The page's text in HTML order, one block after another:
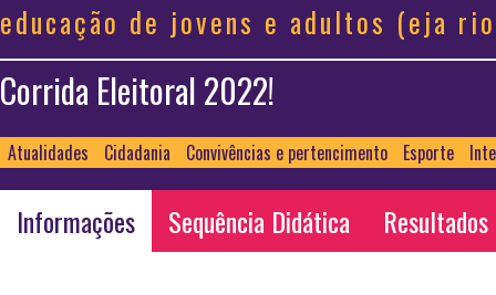
educação de jovens e adultos (eja
Corrida Eleitoral 2022!
Atualidades Cidadania Convivências e pertencimento Esporte
Informações Sequência Didática